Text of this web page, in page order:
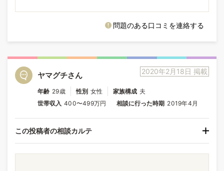
問題のある口コミを連絡する
2020年2月18日 掲載
ヤマグチさん
年齢 29歳 性別 女性 家族構成 夫
世帯収入 400〜499万円 相談に行った時期 2019年4月
この投稿者の相談カルテ